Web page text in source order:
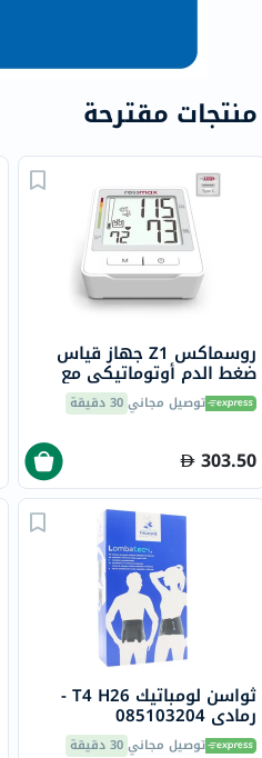
منتجات مقترحة
روسماكس Z1 جهاز قياس
ضغط الدم أوتوماتيكي مع
منفذ USB تايب سي للشحن توصيل مجاني30 دقيقة
303.50
ثواسن لومباتيك T4 H26 -
رمادي 085103204
توصيل مجاني30 دقيقة